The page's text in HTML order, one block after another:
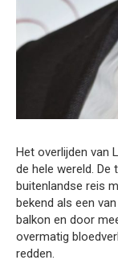
Het overlijden van
de hele wereld. De
buitenlandse reis
bekend als een
balkon en door
overmatig
redden.